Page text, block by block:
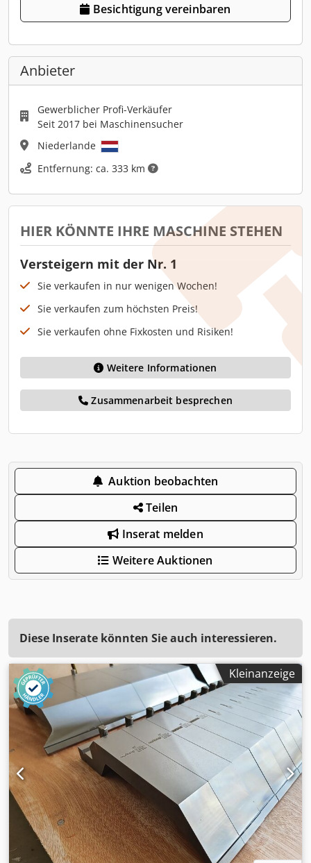
Besichtigung vereinbaren
Anbieter
Gewerblicher Profi-Verkäufer
Seit 2017 bei Maschinensucher
Niederlande
Entfernung: ca. 333 km
HIER KÖNNTE IHRE MASCHINE STEHEN
Versteigern mit der Nr. 1
Sie verkaufen in nur wenigen Wochen!
Sie verkaufen zum höchsten Preis!
Sie verkaufen ohne Fixkosten und Risiken!
Weitere Informationen
Zusammenarbeit besprechen
Auktion beobachten
Teilen
Inserat melden
Weitere Auktionen
Diese Inserate könnten Sie auch interessieren.
Kleinanzeige